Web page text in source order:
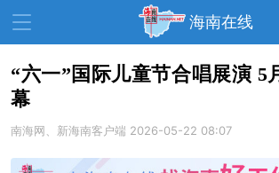
海南在线
资讯中心
“六一”国际儿童节合唱展演 5
幕
南海网、新海南客户端 2026-05-22 08:07